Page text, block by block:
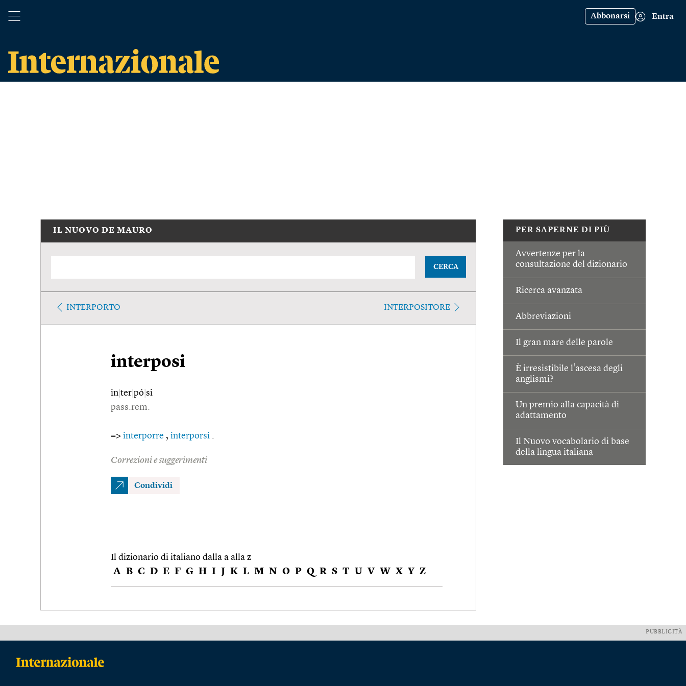
Abbonarsi Entra
PER SAPERNE DI PIÙ
Avvertenze per la
consultazione del dizionario
Ricerca avanzata
Abbreviazioni
Il gran mare delle parole
È irresistibile l’ascesa degli
anglismi?
Un premio alla capacità di
adattamento
Il Nuovo vocabolario di base
della lingua italiana
IL NUOVO DE MAURO
CERCA
INTERPORTO INTERPOSITORE
interposi
in ter pó si
pass.rem.
=> interporre , interporsi .
Correzioni e suggerimenti
Condividi
Il dizionario di italiano dalla a alla z
A B C D E F G H I J K L M N O P Q R S T U V W X Y Z
PUBBLICITÀ